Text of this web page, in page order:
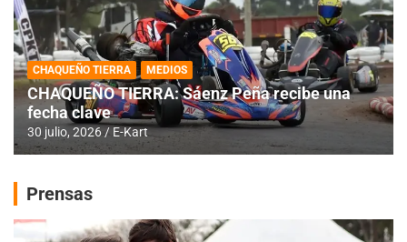
CHAQUEÑO TIERRA MEDIOS
CHAQUEÑO TIERRA: Sáenz Peña recibe una
fecha clave
30 julio, 2026 E-Kart
Prensas